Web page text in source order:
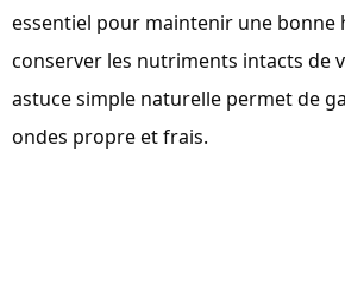
essentiel pour maintenir une bonne
conserver les nutriments intacts de
astuce simple naturelle permet de
ondes propre et frais.